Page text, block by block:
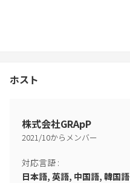
ホスト
株式会社GRApP
2021/10からメンバー
対応言語 :
日本語, 英語, 中国語, 韓国語